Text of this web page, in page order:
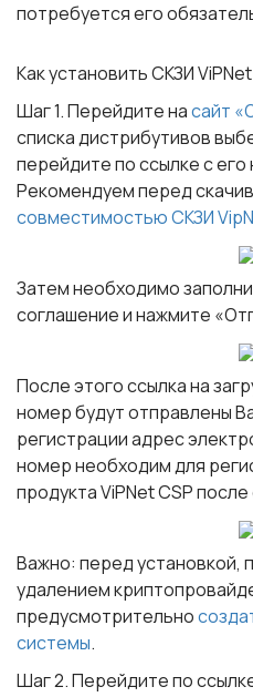
потребуется его
Как установитьСКЗИ
Шаг 1. Перейдите насайт
списка дистрибутивов
перейдите по ссылке с
Рекомендуем перед
совместимостью СКЗИ
Затем необходимо
соглашение и нажмите
После этого ссылка на
номер будут отправлены
регистрации адрес
номер необходим для
продукта ViPNet CSP
Важно: перед установкой,
удалением
предусмотрительно
системы.
Шаг 2. Перейдите по